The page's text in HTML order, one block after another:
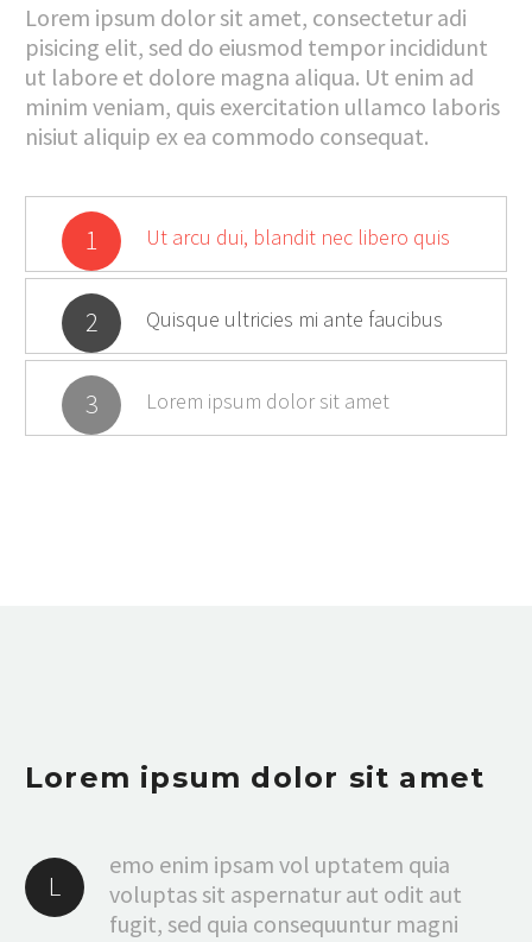
Lorem ipsum dolor sit amet, consectetur adi
pisicing elit, sed do eiusmod tempor incididunt
ut labore et dolore magna aliqua. Ut enim ad
minim veniam, quis exercitation ullamco laboris
nisiut aliquip ex ea commodo consequat.
1 Ut arcu dui, blandit nec libero quis
2 Quisque ultricies mi ante faucibus
3 Lorem ipsum dolor sit amet
Lorem ipsum dolor sit amet
L
emo enim ipsam vol uptatem quia
voluptas sit aspernatur aut odit aut
fugit, sed quia consequuntur magni